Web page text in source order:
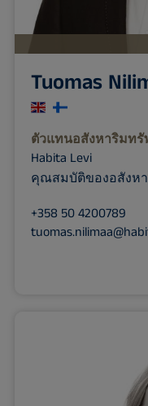
Tuomas
ตัวแทนอสังหาริมทรั
Habita Levi
คุณสมบัติของอสังห
+358 50 4200789